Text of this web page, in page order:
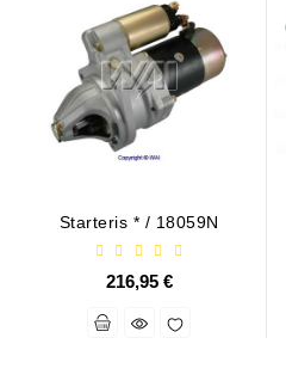
Starteris * / 18059N
216,95 €